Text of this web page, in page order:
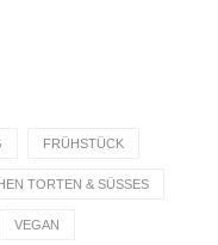
FRÜHSTÜCK
TORTEN & SÜSSES
VEGAN